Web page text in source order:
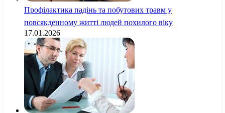
Профілактика падінь та побутових травм у
повсякденному житті людей похилого віку
17.01.2026